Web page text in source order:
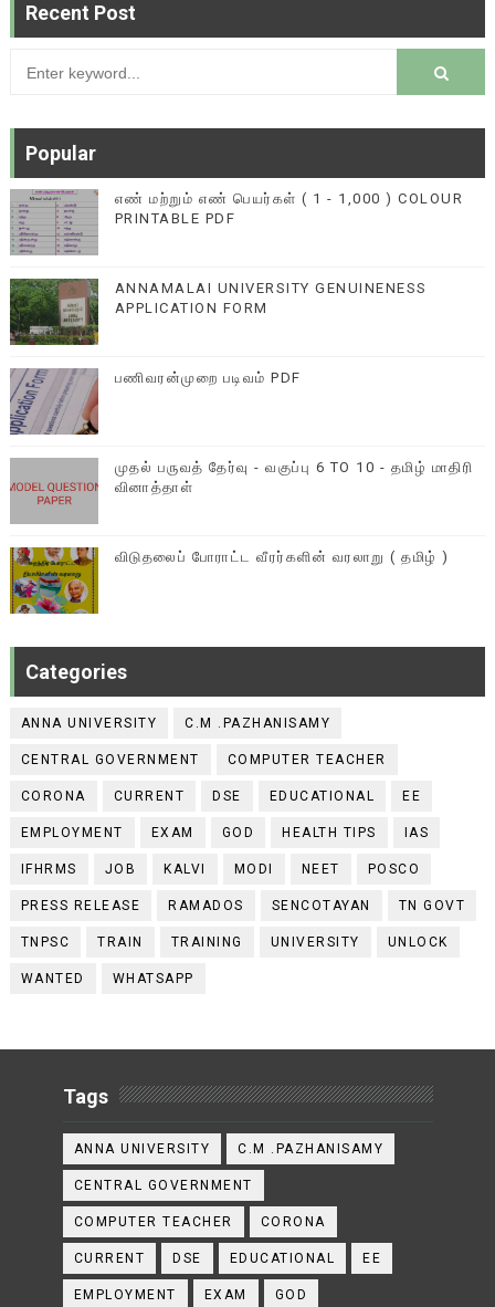
Recent Post
Popular
எண் மற்றும் எண் பெயர்கள் ( 1 - 1,000 ) COLOUR
PRINTABLE PDF
ANNAMALAI UNIVERSITY GENUINENESS
APPLICATION FORM
பணிவரன்முறை படிவம் PDF
முதல் பருவத் தேர்வு - வகுப்பு 6 TO 10 - தமிழ் மாதிரி
வினாத்தாள்
விடுதலைப் போராட்ட வீரர்களின் வரலாறு ( தமிழ் )
Categories
ANNA UNIVERSITY C.M .PAZHANISAMY
CENTRAL GOVERNMENT COMPUTER TEACHER
CORONA CURRENT DSE EDUCATIONAL EE
EMPLOYMENT EXAM GOD HEALTH TIPS IAS
IFHRMS JOB KALVI MODI NEET POSCO
PRESS RELEASE RAMADOS SENCOTAYAN TN GOVT
TNPSC TRAIN TRAINING UNIVERSITY UNLOCK
WANTED WHATSAPP
Tags
ANNA UNIVERSITY C.M .PAZHANISAMY
CENTRAL GOVERNMENT
COMPUTER TEACHER CORONA
CURRENT DSE EDUCATIONAL EE
EMPLOYMENT EXAM GOD